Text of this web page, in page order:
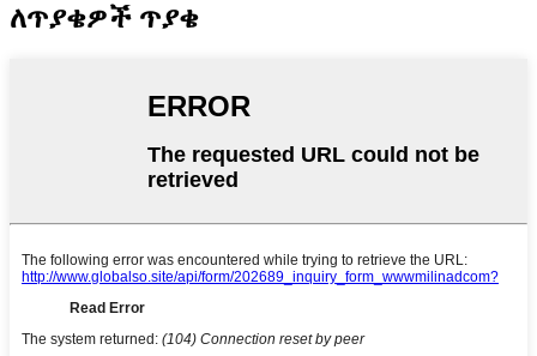
ለጥያቄዎች ጥያቄ